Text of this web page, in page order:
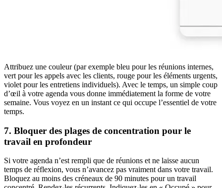
Attribuez une couleur (par exemple bleu pour les réunions internes,
vert pour les appels avec les clients, rouge pour les éléments urgents,
violet pour les entretiens individuels). Avec le temps, un simple coup
d’œil à votre agenda vous donne immédiatement la forme de votre
semaine. Vous voyez en un instant ce qui occupe l’essentiel de votre
temps.
7. Bloquer des plages de concentration pour le
travail en profondeur
Si votre agenda n’est rempli que de réunions et ne laisse aucun
temps de réflexion, vous n’avancez pas vraiment dans votre travail.
Bloquez au moins des créneaux de 90 minutes pour un travail